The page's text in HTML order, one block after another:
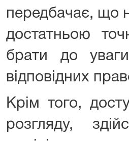
передбачає, що
достатньою
брати до
відповідних
Крім того,
розгляду,